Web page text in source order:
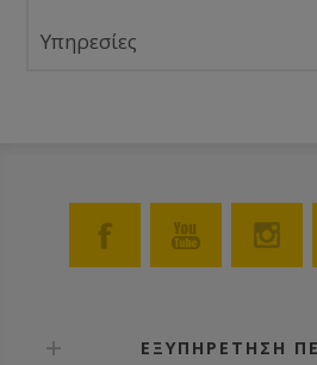
Υπηρεσίες
ΕΞΥΠΗΡΕΤΗΣΗ